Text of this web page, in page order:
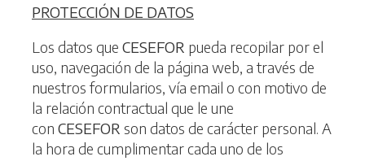
PROTECCIÓN DE DATOS
Los datos que CESEFOR pueda recopilar por el
uso, navegación de la página web, a través de
nuestros formularios, vía email o con motivo de
la relación contractual que le une
con CESEFOR son datos de carácter personal. A
la hora de cumplimentar cada uno de los